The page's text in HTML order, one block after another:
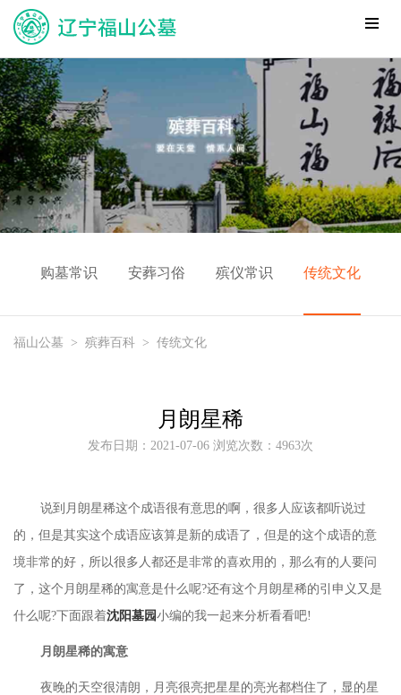
购墓常识 安葬习俗 殡仪常识 传统文化
福山公墓 > 殡葬百科 > 传统文化
月朗星稀
发布日期：2021-07-06 浏览次数：4963次
说到月朗星稀这个成语很有意思的啊，很多人应该都听说过
的，但是其实这个成语应该算是新的成语了，但是的这个成语的意
境非常的好，所以很多人都还是非常的喜欢用的，那么有的人要问
了，这个月朗星稀的寓意是什么呢?还有这个月朗星稀的引申义又是
什么呢?下面跟着沈阳墓园小编的我一起来分析看看吧!
月朗星稀的寓意
夜晚的天空很清朗，月亮很亮把星星的亮光都档住了，显的星